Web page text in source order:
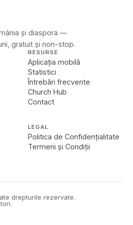
și diaspora —
gratuit și non-stop.
RESURSE
Aplicația mobilă
Statistici
Întrebări frecvente
Church Hub
Contact
LEGAL
Politica de Confidențialitate
Termeni și Condiții
drepturile rezervate.